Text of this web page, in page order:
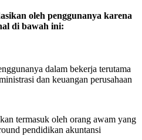
oleh penggunanya karena
di bawah ini:
dalam bekerja terutama
dan keuangan perusahaan
termasuk oleh orang awam yang
pendidikan akuntansi